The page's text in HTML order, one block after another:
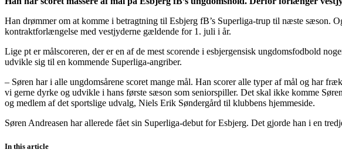
Han drømmer om at komme i betragtning til Esbjerg fB’s Superliga-trup til næste sæson.
kontraktforlængelse med vestjyderne gældende for 1. juli i år.
Lige pt er målscoreren, der er en af de mest scorende i esbjergensisk ungdomsfodbold
udvikle sig til en kommende Superliga-angriber.
– Søren har i alle ungdomsårene scoret mange mål. Han scorer alle typer af mål og har
vi gerne dyrke og udvikle i hans første sæson som seniorspiller. Det skal ikke komme
og medlem af det sportslige udvalg, Niels Erik Søndergård til klubbens hjemmeside.
Søren Andreasen har allerede fået sin Superliga-debut for Esbjerg. Det gjorde han i en
In this article